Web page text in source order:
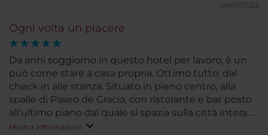
04/01/2023
Ogni volta un piacere
Da anni soggiorno in questo hotel per lavoro, è un
può come stare a casa propria. Ottimo tutto: dal
check in alle stanza. Situato in pieno centro, alla
spalle di Paseo de Gracia, con ristorante e bar posto
all'ultimo piano dal quale si spazia sulla città intera.
Colazione eccellente, unico neo la qualità del caffè.....
Mostra informazioni